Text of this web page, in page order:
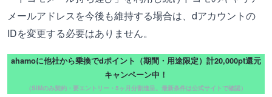
メールアドレスを今後も維持する場合は、dアカウントの
IDを変更する必要はありません。
ahamoに他社から乗換でdポイント（期間・用途限定）計20,000pt還元
キャンペーン中！
（SIMのみ契約・要エントリー・5ヶ月分割進呈。最新条件は公式サイトで確認）